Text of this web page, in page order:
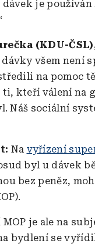
dávek je
(KDU-
dávky všem není
na pomoc
kteří válení na
Náš sociální
Na vyřízení
byl u dávek
bez peněz,
MOP je ale na
bydlení se